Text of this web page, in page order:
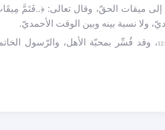
ميقات الحقّ، وقال تعالى: ﴿..فَتَمَّ
ولا نسبة بينه وبين الوقت الأحمديّ.
، وقد فُسِّر بمحبّة الأهل، والرّسول